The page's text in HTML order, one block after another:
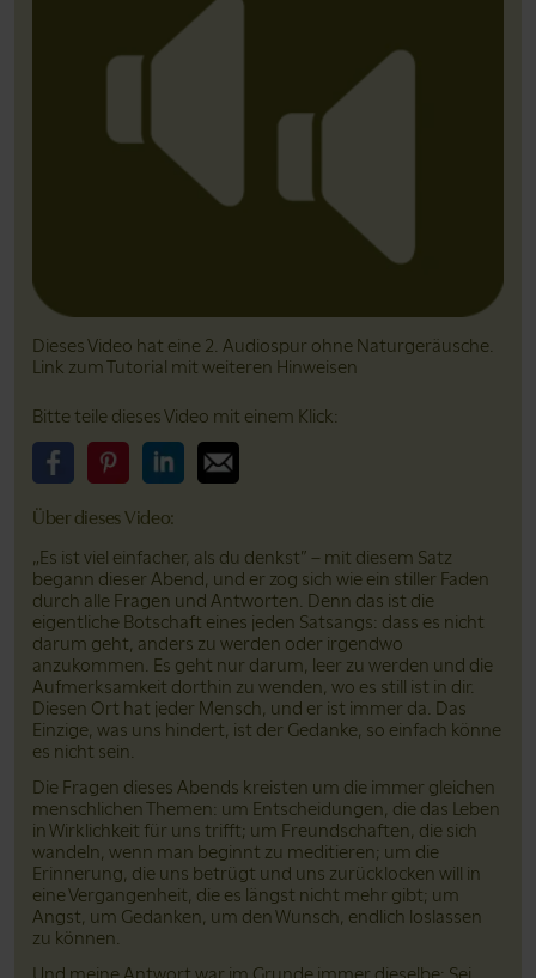
Dieses Video hat eine 2. Audiospur ohne Natur­geräusche.
Link zum Tutorial mit weiteren Hinweisen
Bitte teile dieses Video mit einem Klick:
Über dieses Video:
„Es ist viel einfacher, als du denkst” – mit diesem Satz
begann dieser Abend, und er zog sich wie ein stiller Faden
durch alle Fragen und Antworten. Denn das ist die
eigentliche Botschaft eines jeden Satsangs: dass es nicht
darum geht, anders zu werden oder irgendwo
anzukommen. Es geht nur darum, leer zu werden und die
Aufmerksamkeit dorthin zu wenden, wo es still ist in dir.
Diesen Ort hat jeder Mensch, und er ist immer da. Das
Einzige, was uns hindert, ist der Gedanke, so einfach könne
es nicht sein.
Die Fragen dieses Abends kreisten um die immer gleichen
menschlichen Themen: um Entscheidungen, die das Leben
in Wirklichkeit für uns trifft; um Freundschaften, die sich
wandeln, wenn man beginnt zu meditieren; um die
Erinnerung, die uns betrügt und uns zurücklocken will in
eine Vergangenheit, die es längst nicht mehr gibt; um
Angst, um Gedanken, um den Wunsch, endlich loslassen
zu können.